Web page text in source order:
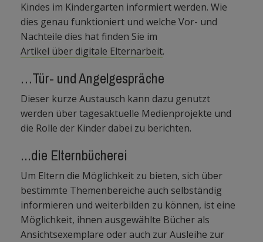
Kindes im Kindergarten informiert werden. Wie
dies genau funktioniert und welche Vor- und
Nachteile dies hat finden Sie im
Artikel über digitale Elternarbeit.
…Tür- und Angelgespräche
Dieser kurze Austausch kann dazu genutzt
werden über tagesaktuelle Medienprojekte und
die Rolle der Kinder dabei zu berichten.
...die Elternbücherei
Um Eltern die Möglichkeit zu bieten, sich über
bestimmte Themenbereiche auch selbständig
informieren und weiterbilden zu können, ist eine
Möglichkeit, ihnen ausgewählte Bücher als
Ansichtsexemplare oder auch zur Ausleihe zur